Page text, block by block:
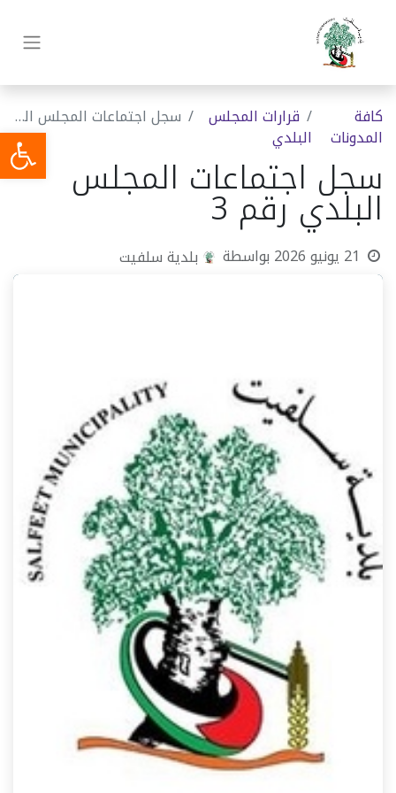
كافة
المدونات
قرارات المجلس
البلدي
سجل اجتماعات المجلس البلدي رقم 3
سجل اجتماعات المجلس
البلدي رقم 3
21 يونيو 2026 بواسطة بلدية سلفيت